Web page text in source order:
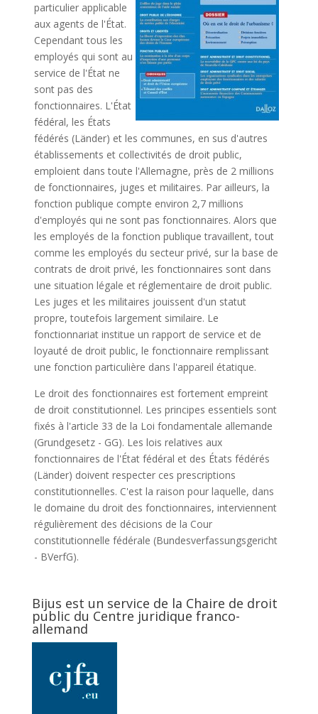
particulier applicable
aux agents de l'État.
Cependant tous les
employés qui sont au
service de l'État ne
sont pas des
fonctionnaires. L'État
fédéral, les États
fédérés (Länder) et les communes, en sus d'autres
établissements et collectivités de droit public,
emploient dans toute l'Allemagne, près de 2 millions
de fonctionnaires, juges et militaires. Par ailleurs, la
fonction publique compte environ 2,7 millions
d'employés qui ne sont pas fonctionnaires. Alors que
les employés de la fonction publique travaillent, tout
comme les employés du secteur privé, sur la base de
contrats de droit privé, les fonctionnaires sont dans
une situation légale et réglementaire de droit public.
Les juges et les militaires jouissent d'un statut
propre, toutefois largement similaire. Le
fonctionnariat institue un rapport de service et de
loyauté de droit public, le fonctionnaire remplissant
une fonction particulière dans l'appareil étatique.
Le droit des fonctionnaires est fortement empreint
de droit constitutionnel. Les principes essentiels sont
fixés à l'article 33 de la Loi fondamentale allemande
(Grundgesetz - GG). Les lois relatives aux
fonctionnaires de l'État fédéral et des États fédérés
(Länder) doivent respecter ces prescriptions
constitutionnelles. C'est la raison pour laquelle, dans
le domaine du droit des fonctionnaires, interviennent
régulièrement des décisions de la Cour
constitutionnelle fédérale (Bundesverfassungsgericht
- BVerfG).
Bijus est un service de la Chaire de droit
public du Centre juridique franco-
allemand